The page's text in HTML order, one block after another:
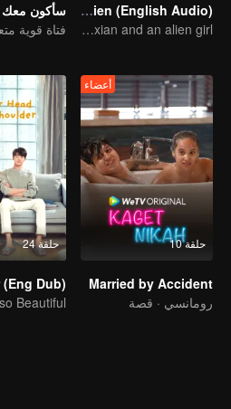
My Girlfriend is an Alien (English Audio)
The encounter between overbearing boss Xu Zhixian and an alien girl
سأكون معك
حلقة 10
أعضاء
Married by Accident
رومانسي · قصة
حلقة 24